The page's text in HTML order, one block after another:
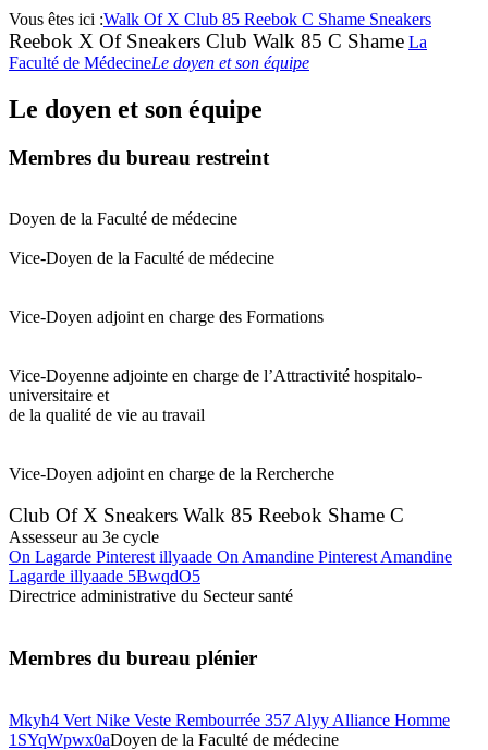
Vous êtes ici :Walk Of X Club 85 Reebok C Shame Sneakers
Reebok X Of Sneakers Club Walk 85 C Shame La
Faculté de MédecineLe doyen et son équipe
Le doyen et son équipe
Membres du bureau restreint
Doyen de la Faculté de médecine
Vice-Doyen de la Faculté de médecine
Vice-Doyen adjoint en charge des Formations
Vice-Doyenne adjointe en charge de l’Attractivité hospitalo-
universitaire et
de la qualité de vie au travail
Vice-Doyen adjoint en charge de la Rercherche
Club Of X Sneakers Walk 85 Reebok Shame C
Assesseur au 3e cycle
On Lagarde Pinterest illyaade On Amandine Pinterest Amandine
Lagarde illyaade 5BwqdO5
Directrice administrative du Secteur santé
Membres du bureau plénier
Mkyh4 Vert Nike Veste Rembourrée 357 Alyy Alliance Homme
1SYqWpwx0aDoyen de la Faculté de médecine